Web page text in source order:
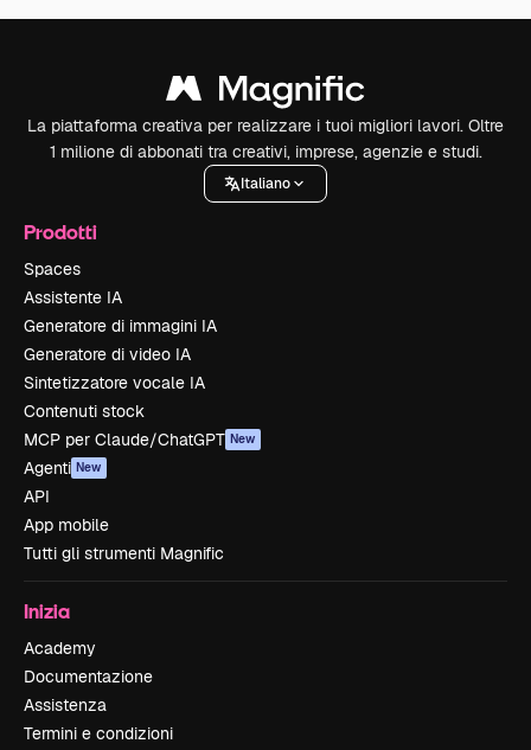
La piattaforma creativa per realizzare i tuoi migliori lavori. Oltre
1 milione di abbonati tra creativi, imprese, agenzie e studi.
Italiano
Prodotti
Spaces
Assistente IA
Generatore di immagini IA
Generatore di video IA
Sintetizzatore vocale IA
Contenuti stock
MCP per Claude/ChatGPT New
Agenti New
API
App mobile
Tutti gli strumenti Magnific
Inizia
Academy
Documentazione
Assistenza
Termini e condizioni